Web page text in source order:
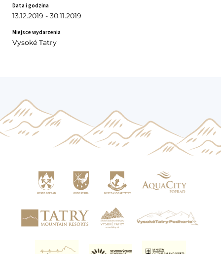
Data i godzina
13.12.2019 - 30.11.2019
Miejsce wydarzenia
Vysoké Tatry